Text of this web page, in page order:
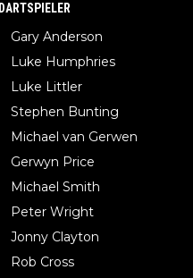
DARTSPIELER
Gary Anderson
Luke Humphries
Luke Littler
Stephen Bunting
Michael van Gerwen
Gerwyn Price
Michael Smith
Peter Wright
Jonny Clayton
Rob Cross